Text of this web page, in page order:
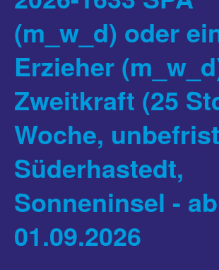
(m_w_d) oder
Erzieher
Zweitkraft (25
Woche,
Süderhastedt,
Sonneninsel - ab
01.09.2026